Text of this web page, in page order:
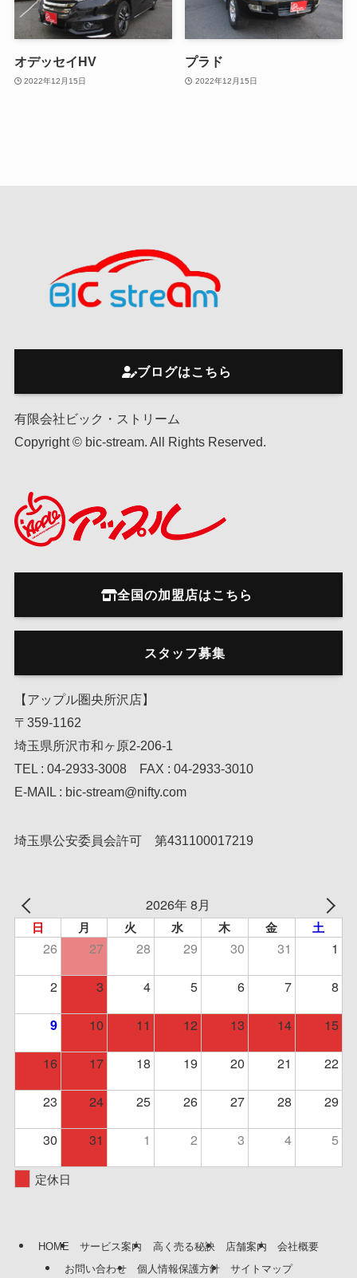
オデッセイHV
2022年12月15日
プラド
2022年12月15日
ブログはこちら
有限会社ビック・ストリーム
Copyright © bic-stream. All Rights Reserved.
全国の加盟店はこちら
スタッフ募集
【アップル圏央所沢店】
〒359-1162
埼玉県所沢市和ヶ原2-206-1
TEL : 04-2933-3008 FAX : 04-2933-3010
E-MAIL : bic-stream@nifty.com
埼玉県公安委員会許可 第431100017219
2026年 8月
日 月 火 水 木 金 土
26 27 28 29 30 31
1
2
3 4 5 6 7 8
9 10 11 12 13 14
15
16
17 18 19 20 21
22
23
24 25 26 27 28
29
30
31 1 2 3 4 5
定休日
HOME サービス案内 高く売る秘訣 店舗案内
会社概要
お問い合わせ
個人情報保護方針 サイトマップ